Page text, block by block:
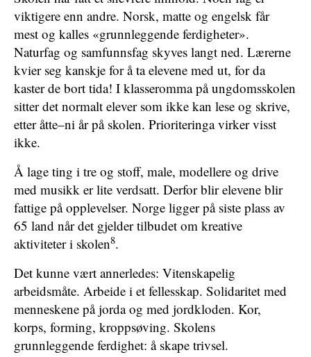
viktigere enn andre. Norsk, matte og engelsk får
mest og kalles «grunnleggende ferdigheter».
Naturfag og samfunnsfag skyves langt ned. Lærerne
kvier seg kanskje for å ta elevene med ut, for da
kaster de bort tida! I klasseromma på ungdomsskolen
sitter det normalt elever som ikke kan lese og skrive,
etter åtte–ni år på skolen. Prioriteringa virker visst
ikke.
Å lage ting i tre og stoff, male, modellere og drive
med musikk er lite verdsatt. Derfor blir elevene blir
fattige på opplevelser. Norge ligger på siste plass av
65 land når det gjelder tilbudet om kreative
aktiviteter i skolen8.
Det kunne vært annerledes: Vitenskapelig
arbeidsmåte. Arbeide i et fellesskap. Solidaritet med
menneskene på jorda og med jordkloden. Kor,
korps, forming, kroppsøving. Skolens
grunnleggende ferdighet: å skape trivsel.